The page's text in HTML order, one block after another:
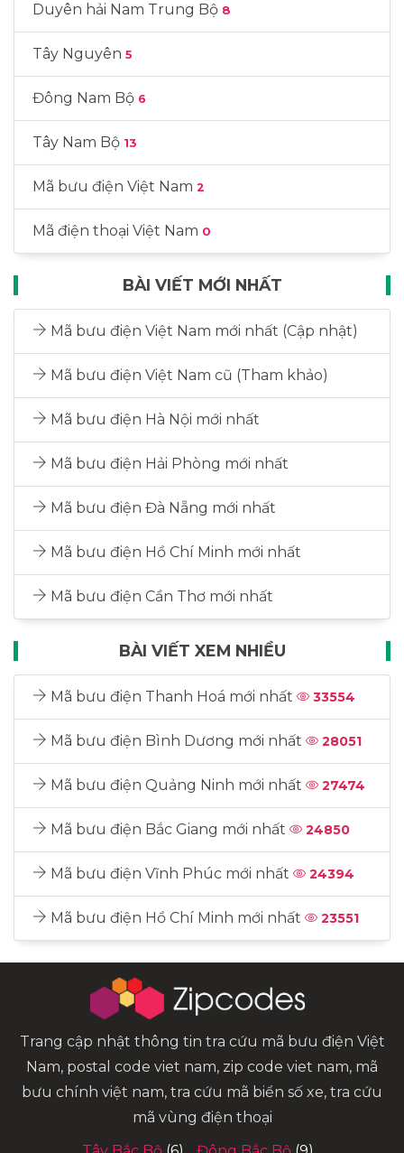
Duyên hải Nam Trung Bộ 8
Tây Nguyên 5
Đông Nam Bộ 6
Tây Nam Bộ 13
Mã bưu điện Việt Nam 2
Mã điện thoại Việt Nam 0
BÀI VIẾT MỚI NHẤT
Mã bưu điện Việt Nam mới nhất (Cập nhật)
Mã bưu điện Việt Nam cũ (Tham khảo)
Mã bưu điện Hà Nội mới nhất
Mã bưu điện Hải Phòng mới nhất
Mã bưu điện Đà Nẵng mới nhất
Mã bưu điện Hồ Chí Minh mới nhất
Mã bưu điện Cần Thơ mới nhất
BÀI VIẾT XEM NHIỀU
Mã bưu điện Thanh Hoá mới nhất 33554
Mã bưu điện Bình Dương mới nhất 28051
Mã bưu điện Quảng Ninh mới nhất 27474
Mã bưu điện Bắc Giang mới nhất 24850
Mã bưu điện Vĩnh Phúc mới nhất 24394
Mã bưu điện Hồ Chí Minh mới nhất 23551
Trang cập nhật thông tin tra cứu mã bưu điện Việt
Nam, postal code viet nam, zip code viet nam, mã
bưu chính việt nam, tra cứu mã biển số xe, tra cứu
mã vùng điện thoại